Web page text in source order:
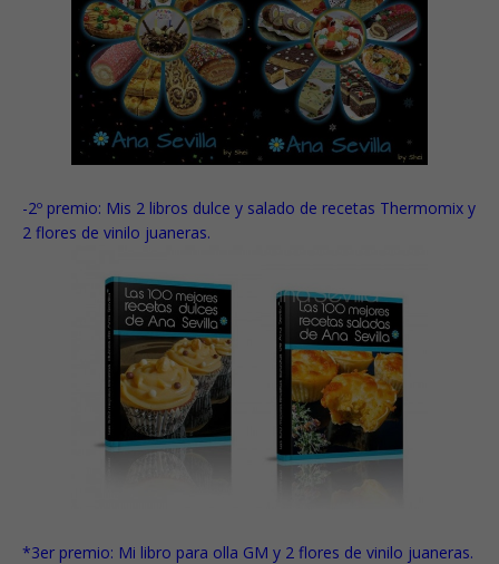
-2º premio: Mis 2 libros dulce y salado de recetas Thermomix y
2 flores de vinilo juaneras.
*3er premio: Mi libro para olla GM y 2 flores de vinilo juaneras.